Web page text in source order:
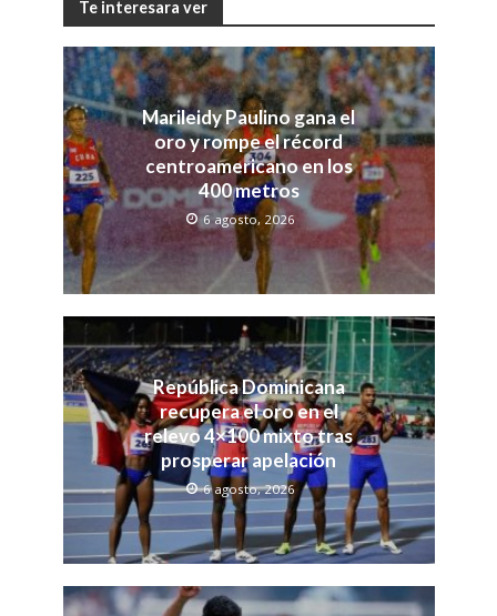
Te interesara ver
Marileidy Paulino gana el
oro y rompe el récord
centroamericano en los
400 metros
6 agosto, 2026
República Dominicana
recupera el oro en el
relevo 4×100 mixto tras
prosperar apelación
6 agosto, 2026